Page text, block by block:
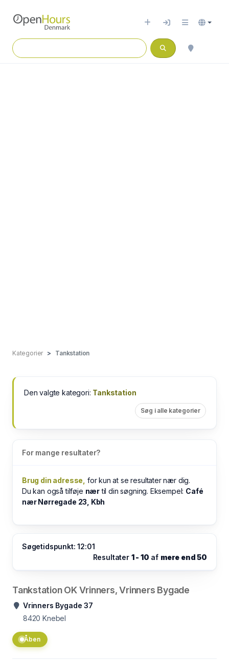
Kategorier Tankstation
Den valgte kategori: Tankstation
Søg i alle kategorier
For mange resultater?
Brug din adresse, for kun at se resultater nær dig.
Du kan også tilføje nærtil din søgning. Eksempel: Café
nær Nørregade 23, Kbh
Søgetidspunkt: 12:01
Resultater 1 - 10 af mere end 50
Tankstation OK Vrinners, Vrinners Bygade
Vrinners Bygade 37
8420 Knebel
Åben